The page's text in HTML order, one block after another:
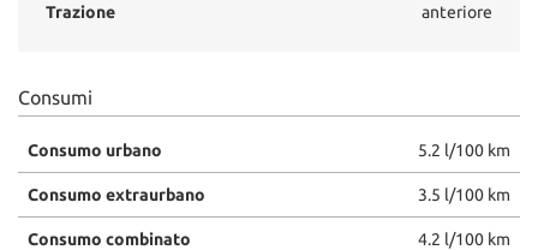
Trazione anteriore
Consumi
Consumo urbano 5.2 l/100 km
Consumo extraurbano 3.5 l/100 km
Consumo combinato 4.2 l/100 km